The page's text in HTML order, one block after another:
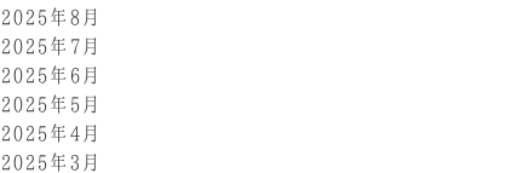
2025年8月
2025年7月
2025年6月
2025年5月
2025年4月
2025年3月